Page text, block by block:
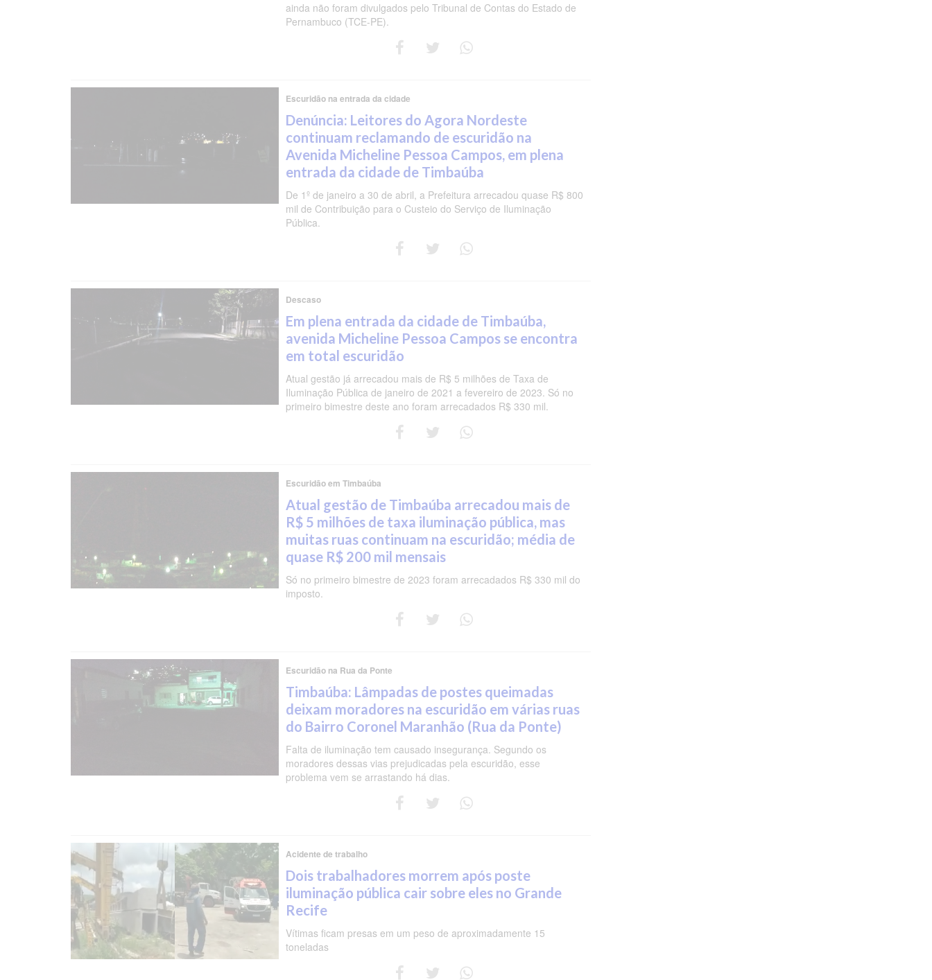
ainda não foram divulgados pelo Tribunal de Contas do Estado de
Pernambuco (TCE-PE).
Escuridão na entrada da cidade
Denúncia: Leitores do Agora Nordeste
continuam reclamando de escuridão na
Avenida Micheline Pessoa Campos, em plena
entrada da cidade de Timbaúba
De 1º de janeiro a 30 de abril, a Prefeitura arrecadou quase R$ 800
mil de Contribuição para o Custeio do Serviço de Iluminação
Pública.
Descaso
Em plena entrada da cidade de Timbaúba,
avenida Micheline Pessoa Campos se encontra
em total escuridão
Atual gestão já arrecadou mais de R$ 5 milhões de Taxa de
Iluminação Pública de janeiro de 2021 a fevereiro de 2023. Só no
primeiro bimestre deste ano foram arrecadados R$ 330 mil.
Escuridão em Timbaúba
Atual gestão de Timbaúba arrecadou mais de
R$ 5 milhões de taxa iluminação pública, mas
muitas ruas continuam na escuridão; média de
quase R$ 200 mil mensais
Só no primeiro bimestre de 2023 foram arrecadados R$ 330 mil do
imposto.
Escuridão na Rua da Ponte
Timbaúba: Lâmpadas de postes queimadas
deixam moradores na escuridão em várias ruas
do Bairro Coronel Maranhão (Rua da Ponte)
Falta de iluminação tem causado insegurança. Segundo os
moradores dessas vias prejudicadas pela escuridão, esse
problema vem se arrastando há dias.
Acidente de trabalho
Dois trabalhadores morrem após poste
iluminação pública cair sobre eles no Grande
Recife
Vítimas ficam presas em um peso de aproximadamente 15
toneladas